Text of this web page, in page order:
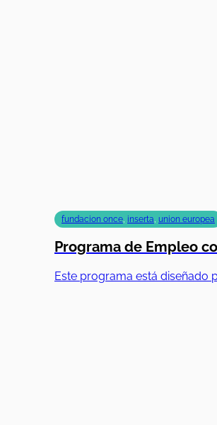
fundacion once, inserta, union europea
Programa de Empleo
Este programa está diseñado